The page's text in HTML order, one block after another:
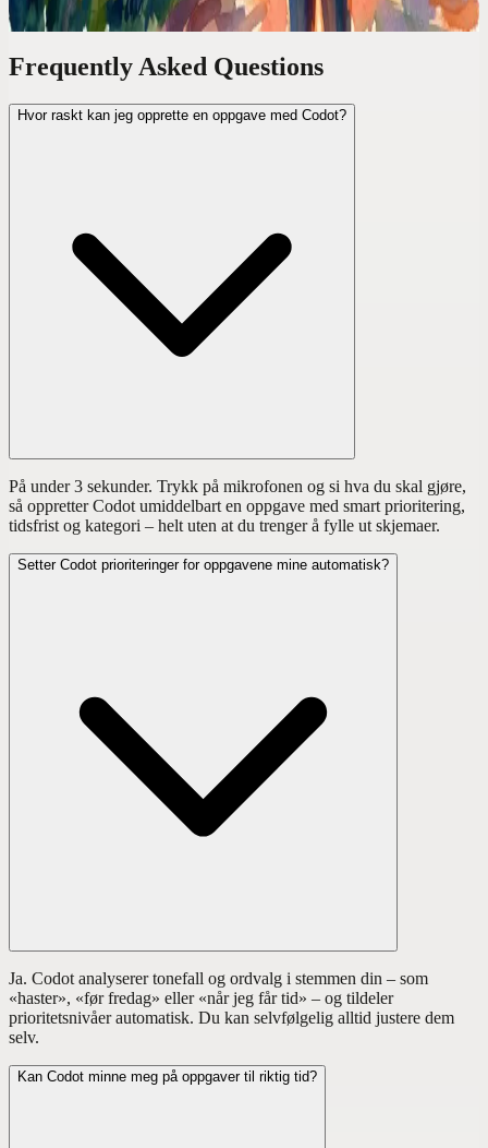
Frequently Asked Questions
Hvor raskt kan jeg opprette en oppgave med Codot?
På under 3 sekunder. Trykk på mikrofonen og si hva du skal gjøre,
så oppretter Codot umiddelbart en oppgave med smart prioritering,
tidsfrist og kategori – helt uten at du trenger å fylle ut skjemaer.
Setter Codot prioriteringer for oppgavene mine automatisk?
Ja. Codot analyserer tonefall og ordvalg i stemmen din – som
«haster», «før fredag» eller «når jeg får tid» – og tildeler
prioritetsnivåer automatisk. Du kan selvfølgelig alltid justere dem
selv.
Kan Codot minne meg på oppgaver til riktig tid?